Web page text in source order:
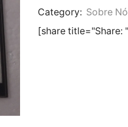
SELFIE
PRETO
Category: Sobre
[share title="Share: